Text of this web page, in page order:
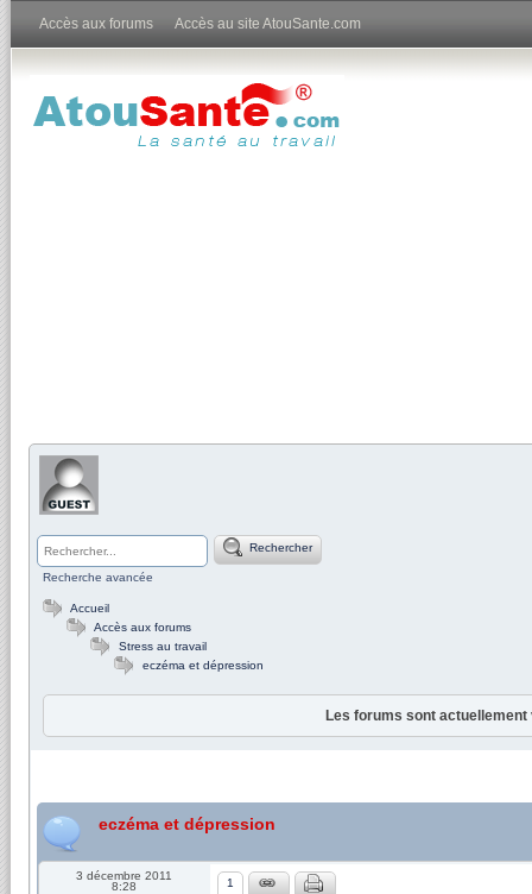
Accès aux forums Accès au site AtouSante.com
Rechercher
Recherche avancée
Accueil
Accès aux forums
Stress au travail
eczéma et dépression
Les forums sont
eczéma et dépression
3 décembre 2011
8:28
1